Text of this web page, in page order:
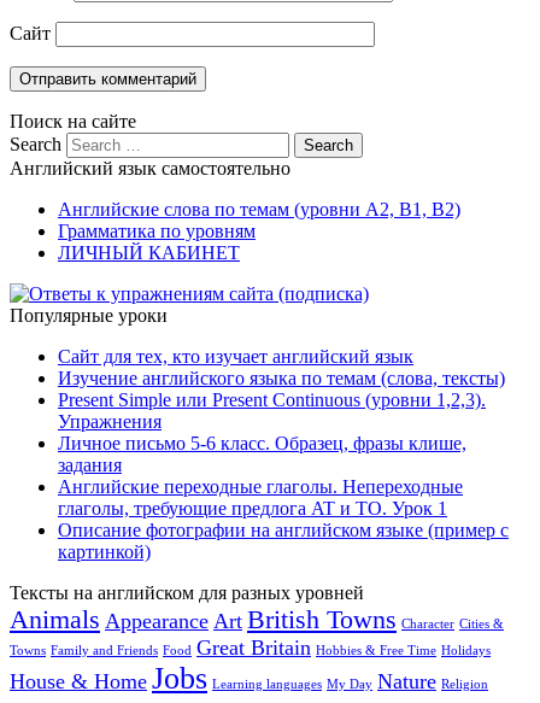
Сайт
Поиск на сайте
Search
Английский язык самостоятельно
Английские слова по темам (уровни A2, B1, B2)
Грамматика по уровням
ЛИЧНЫЙ КАБИНЕТ
Популярные уроки
Сайт для тех, кто изучает английский язык
Изучение английского языка по темам (слова, тексты)
Present Simple или Present Continuous (уровни 1,2,3).
Упражнения
Личное письмо 5-6 класс. Образец, фразы клише,
задания
Английские переходные глаголы. Непереходные
глаголы, требующие предлога AT и TO. Урок 1
Описание фотографии на английском языке (пример с
картинкой)
Тексты на английском для разных уровней
Animals Appearance Art British Towns Character Cities &
Towns Family and Friends Food Great Britain Hobbies & Free Time Holidays
House & Home Jobs Learning languages My Day Nature Religion